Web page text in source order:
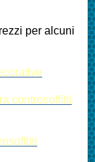
per alcuni
controsoffitti